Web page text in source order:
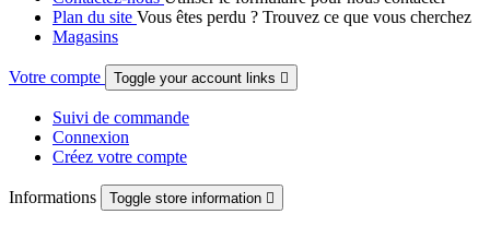
Plan du site Vous êtes perdu ? Trouvez ce que vous cherchez
Magasins
Votre compte Toggle your account links 
Suivi de commande
Connexion
Créez votre compte
Informations Toggle store information 